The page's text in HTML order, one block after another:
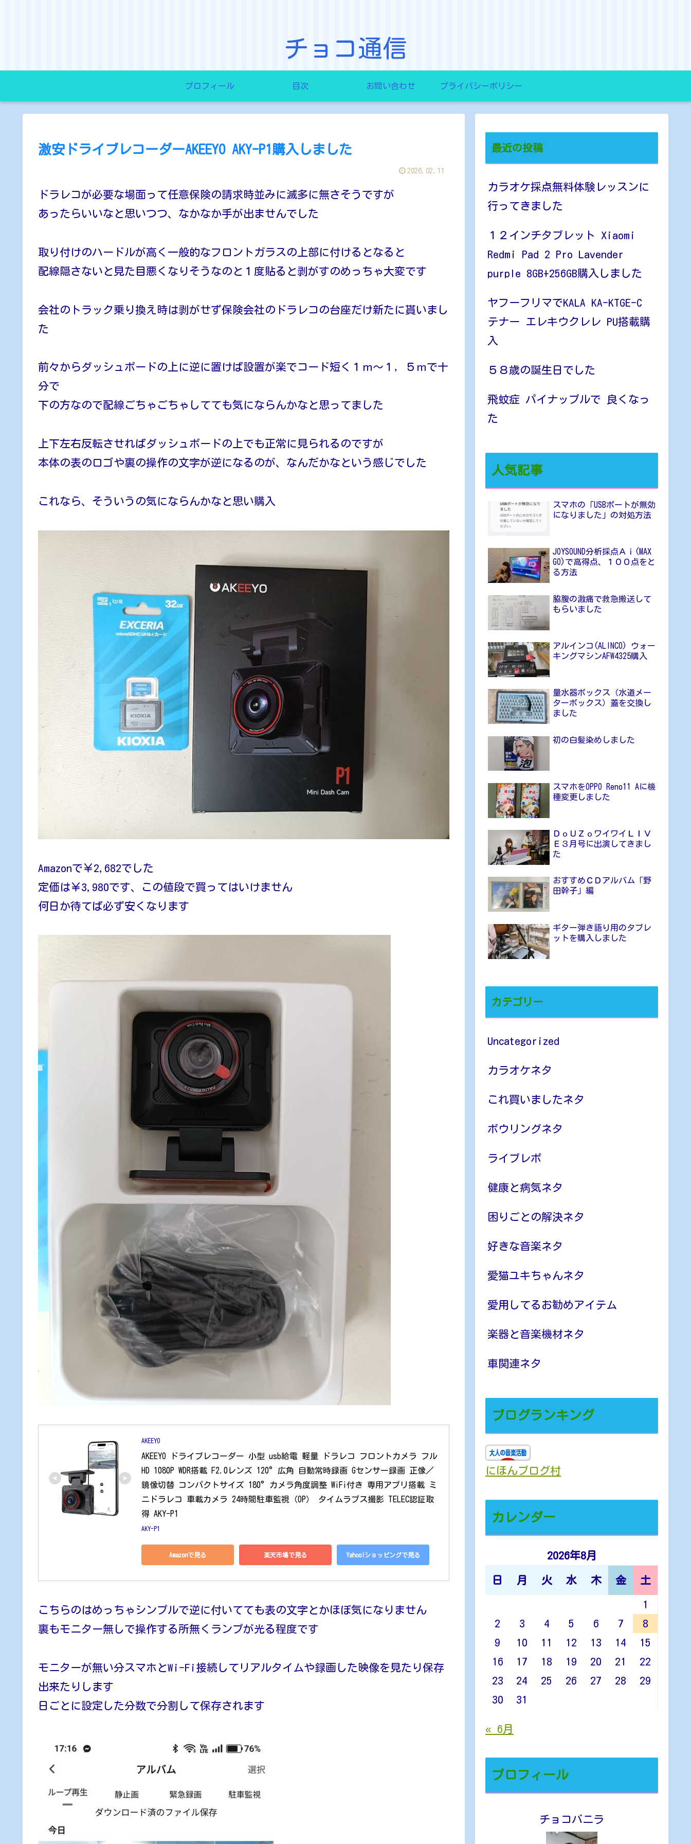
チョコ通信
プロフィール 目次 お問い合わせ プライバシーポリシー
激安ドライブレコーダーAKEEYO AKY-P1購入しました
2026.02.11
ドラレコが必要な場面って任意保険の請求時並みに滅多に無さそうですが
あったらいいなと思いつつ、なかなか手が出ませんでした
取り付けのハードルが高く一般的なフロントガラスの上部に付けるとなると
配線隠さないと見た目悪くなりそうなのと１度貼ると剥がすのめっちゃ大変です
会社のトラック乗り換え時は剥がせず保険会社のドラレコの台座だけ新たに貰いまし
た
前々からダッシュボードの上に逆に置けば設置が楽でコード短く１ｍ～１，５ｍで十
分で
下の方なので配線ごちゃごちゃしてても気にならんかなと思ってました
上下左右反転させればダッシュボードの上でも正常に見られるのですが
本体の表のロゴや裏の操作の文字が逆になるのが、なんだかなという感じでした
これなら、そういうの気にならんかなと思い購入
Amazonで￥2,682でした
定価は￥3,980です、この値段で買ってはいけません
何日か待てば必ず安くなります
AKEEYO
AKEEYO ドライブレコーダー 小型 usb給電 軽量 ドラレコ フロントカメラ フル
HD 1080P WDR搭載 F2.0レンズ 120°広角 自動常時録画 Gセンサー録画 正像／
鏡像切替 コンパクトサイズ 180°カメラ角度調整 WiFi付き 専用アプリ搭載 ミ
ニドラレコ 車載カメラ 24時間駐車監視（OP） タイムラプス撮影 TELEC認証取
得 AKY-P1
AKY-P1
Amazonで見る 楽天市場で見る Yahoo!ショッピングで見る
こちらのはめっちゃシンプルで逆に付いてても表の文字とかほぼ気になりません
裏もモニター無しで操作する所無くランプが光る程度です
モニターが無い分スマホとWi-Fi接続してリアルタイムや録画した映像を見たり保存
出来たりします
日ごとに設定した分数で分割して保存されます
最近の投稿
カラオケ採点無料体験レッスンに
行ってきました
１２インチタブレット Xiaomi
Redmi Pad 2 Pro Lavender
purple 8GB+256GB購入しました
ヤフーフリマでKALA KA-KTGE-C
テナー エレキウクレレ PU搭載購
入
５８歳の誕生日でした
飛蚊症 パイナップルで 良くなっ
た
人気記事
スマホの「USBポートが無効
になりました」の対処方法
JOYSOUND分析採点Ａｉ(MAX
GO)で高得点、１００点をと
る方法
脇腹の激痛で救急搬送して
もらいました
アルインコ(ALINCO) ウォー
キングマシンAFW4325購入
量水器ボックス（水道メー
ターボックス）蓋を交換し
ました
初の白髪染めしました
スマホをOPPO Reno11 Aに機
種変更しました
ＤｏＵＺｏワイワイＬＩＶ
Ｅ３月号に出演してきまし
た
おすすめＣＤアルバム「野
田幹子」編
ギター弾き語り用のタブレ
ットを購入しました
カテゴリー
Uncategorized
カラオケネタ
これ買いましたネタ
ボウリングネタ
ライブレポ
健康と病気ネタ
困りごとの解決ネタ
好きな音楽ネタ
愛猫ユキちゃんネタ
愛用してるお勧めアイテム
楽器と音楽機材ネタ
車関連ネタ
ブログランキング
にほんブログ村
カレンダー
2026年8月
日 月 火 水 木 金 土
1
2
3 4 5 6 7
8
9
10 11 12 13 14
15
16
17 18 19 20 21
22
23
24 25 26 27 28
29
30
31
« 6月
プロフィール
チョコバニラ